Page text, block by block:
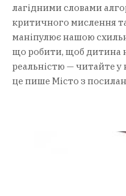
лагідними словами
критичного мислення
маніпулює нашою
що робити, щоб дитина
реальністю — читайте у
це пише Місто з